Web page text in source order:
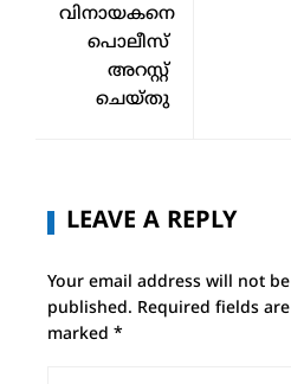
വിനായകനെ
പൊലീസ്
അറസ്റ്റ്
ചെയ്തു
LEAVE A REPLY
Your email address will not be
published. Required fields are
marked *